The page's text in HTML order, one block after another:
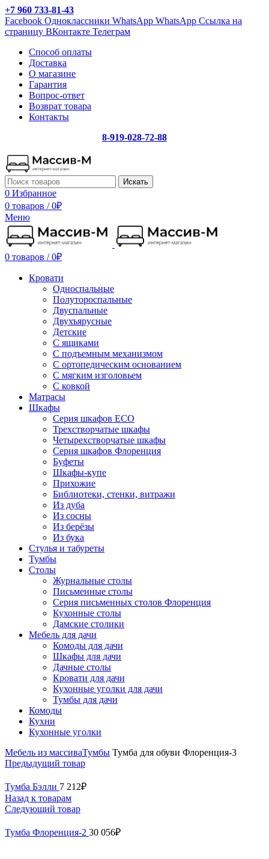
+7 960 733-81-43
Facebook Одноклассники WhatsApp WhatsApp Ссылка на
страницу ВКонтакте Телеграм
Способ оплаты
Доставка
О магазине
Гарантия
Вопрос-ответ
Возврат товара
Контакты
8-919-028-72-88
Искать
0 Избранное
0 товаров / 0₽
Меню
0 товаров / 0₽
Кровати
Односпальные
Полутороспальные
Двуспальные
Двухъярусные
Детские
С ящиками
С подъемным механизмом
С ортопедическим основанием
С мягким изголовьем
С ковкой
Матрасы
Шкафы
Серия шкафов ECO
Трехстворчатые шкафы
Четырехстворчатые шкафы
Серия шкафов Флоренция
Буфеты
Шкафы-купе
Прихожие
Библиотеки, стенки, витражи
Из дуба
Из сосны
Из берёзы
Из бука
Стулья и табуреты
Тумбы
Столы
Журнальные столы
Письменные столы
Серия письменных столов Флоренция
Кухонные столы
Дамские столики
Мебель для дачи
Комоды для дачи
Шкафы для дачи
Дачные столы
Кровати для дачи
Кухонные уголки для дачи
Тумбы для дачи
Комоды
Кухни
Кухонные уголки
Мебель из массиваТумбы Тумба для обуви Флоренция-3
Предыдущий товар
Тумба Бэлли 7 212₽
Назад к товарам
Следующий товар
Тумба Флоренция-2 30 056₽